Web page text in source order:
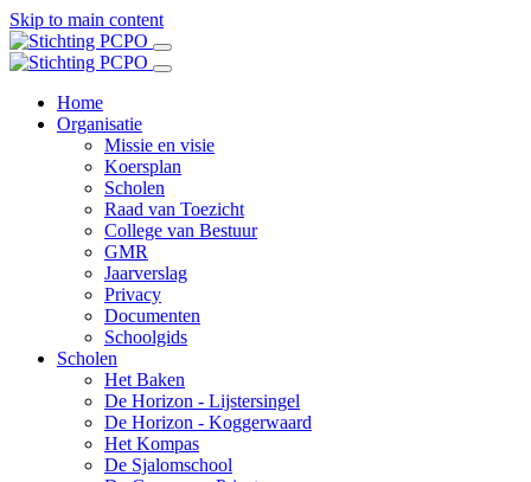
Skip to main content
Home
Organisatie
Missie en visie
Koersplan
Scholen
Raad van Toezicht
College van Bestuur
GMR
Jaarverslag
Privacy
Documenten
Schoolgids
Scholen
Het Baken
De Horizon - Lijstersingel
De Horizon - Koggerwaard
Het Kompas
De Sjalomschool